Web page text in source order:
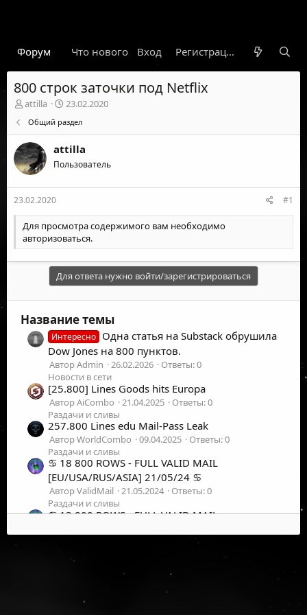
Форум Что нового Гарант Новости
Вход Регистрация
800 строк заточки под Netflix
А
о
р
т
е
м
ы
attilla
Д
т
н
а
а
23.02.2020
Общий раздел
attilla
Пользователь
23.02.2020 #1
Для просмотра содержимого вам необходимо
авторизоваться.
Для ответа нужно войти/зарегистрироваться
Название темы
Интересно Одна статья на Substack обрушила
Dow Jones на 800 пунктов.
Автор Admin 26.02.2026
Ответы: 0
Новости в сети
[25.800] Lines Goods hits Europa
Автор AiCombo 21.04.2025
Ответы: 0
Раздачи и сливы
257.800 Lines edu Mail-Pass Leak
Автор WorldCombo 09.04.2025
Ответы: 0
Раздачи и сливы
♋ 18 800 ROWS - FULL VALID MAIL
[EU/USA/RUS/ASIA] 21/05/24 ♋
Автор ValidMail 21.05.2024
Ответы: 0
Раздачи и сливы
♋ 13 800 ROWS - FULL VALID MAIL
Ответы: 0
♋ 11 800 ROWS - FULL VALID MAIL
Раздачи и сливы